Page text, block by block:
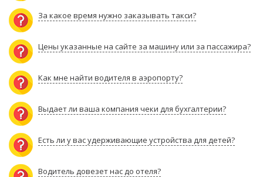
За какое время нужно заказывать такси?
Цены указанные на сайте за машину или за пассажира?
Как мне найти водителя в аэропорту?
Выдает ли ваша компания чеки для бухгалтерии?
Есть ли у вас удерживающие устройства для детей?
Водитель довезет нас до отеля?